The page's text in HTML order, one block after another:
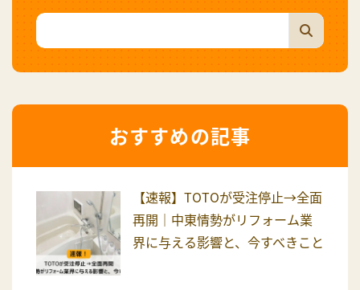
おすすめの記事
【速報】TOTOが受注停止→全面
再開｜中東情勢がリフォーム業
界に与える影響と、今すべきこと